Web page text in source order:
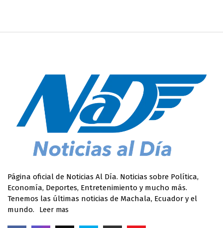
Página oficial de Noticias Al Día. Noticias sobre Política,
Economía, Deportes, Entretenimiento y mucho más.
Tenemos las últimas noticias de Machala, Ecuador y el
mundo.
Leer mas